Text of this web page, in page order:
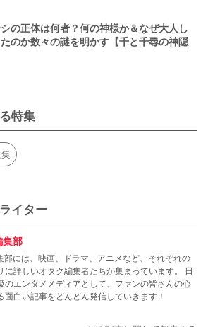
の正体は何者？何の神様か＆なぜ大人し
のか数々の謎を明かす【千と千尋の神隠
特集
イター
部
部には、映画、ドラマ、アニメなど、それぞれの
に詳しいオタク編集者たちが集まっています。 日
のエンタメメディアとして、ファンの皆さんの心
面白い記事をどんどん発信していきます！